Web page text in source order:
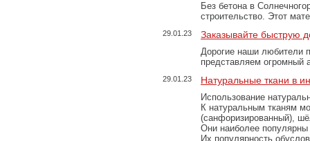
Без бетона в
строительство. Этот
29.01.23 Заказывайте быструю
Дорогие наши любители
представляем огромный
29.01.23 Натуральные ткани в
Использование
К натуральным тканям
(санфоризированный),
Они наиболее популярны
Их популярность